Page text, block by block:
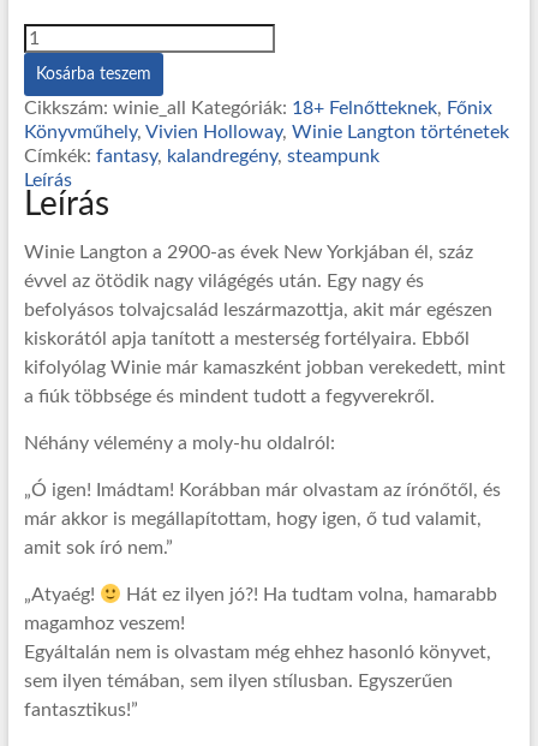
Winie
Langton
történetek
(teljes
sorozat)
mennyiség
Kosárba teszem
Cikkszám: winie_all Kategóriák: 18+ Felnőtteknek, Főnix
Könyvműhely, Vivien Holloway, Winie Langton történetek
Címkék: fantasy, kalandregény, steampunk
Leírás
Leírás
Winie Langton a 2900-as évek New Yorkjában él, száz
évvel az ötödik nagy világégés után. Egy nagy és
befolyásos tolvajcsalád leszármazottja, akit már egészen
kiskorától apja tanított a mesterség fortélyaira. Ebből
kifolyólag Winie már kamaszként jobban verekedett, mint
a fiúk többsége és mindent tudott a fegyverekről.
Néhány vélemény a moly-hu oldalról:
„Ó igen! Imádtam! Korábban már olvastam az írónőtől, és
már akkor is megállapítottam, hogy igen, ő tud valamit,
amit sok író nem.”
„Atyaég!
Hát ez ilyen jó?! Ha tudtam volna, hamarabb
magamhoz veszem!
Egyáltalán nem is olvastam még ehhez hasonló könyvet,
sem ilyen témában, sem ilyen stílusban. Egyszerűen
fantasztikus!”